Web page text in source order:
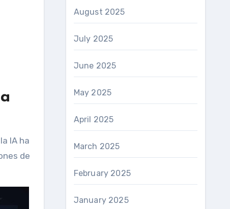
IA ha
de
August 2025
July 2025
June 2025
May 2025
April 2025
March 2025
February 2025
January 2025